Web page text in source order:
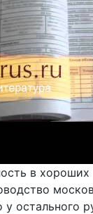
в
у остального